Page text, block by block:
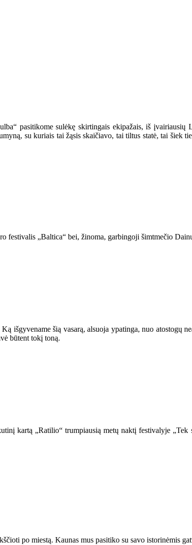
pasitikome sulėkę skirtingais ekipažais, iš
su kuriais tai žąsis skaičiavo, tai tiltus statė, tai šiek
festivalis „Baltica“ bei, žinoma, garbingoji šimtmečio
išgyvename šią vasarą, alsuoja ypatinga, nuo atostogų
būtent tokį toną.
kartą „Ratilio“ trumpiausią metų naktį festivalyje „Tek
po miestą. Kaunas mus pasitiko su savo istorinėmis